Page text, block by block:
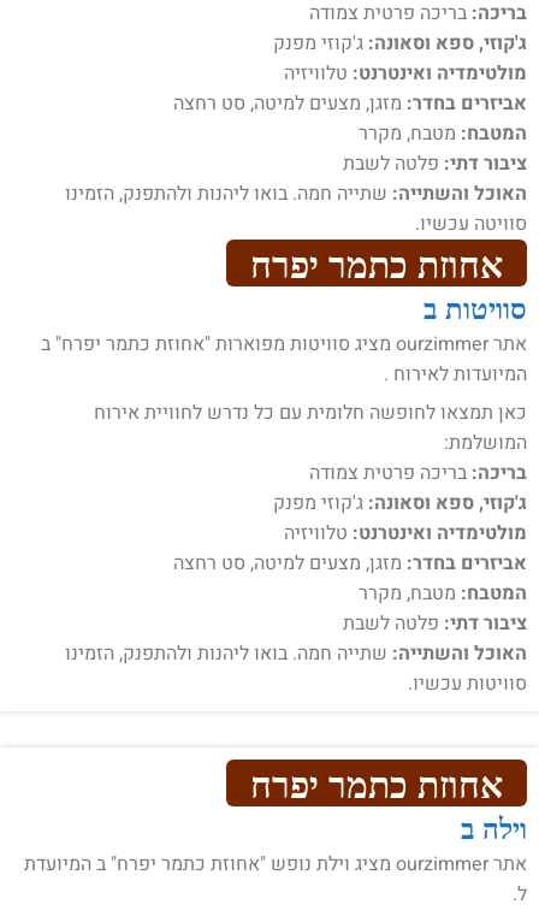
בריכה: בריכה פרטית צמודה
ג'קוזי, ספא וסאונה: ג'קוזי מפנק
מולטימדיה ואינטרנט: טלוויזיה
אביזרים בחדר: מזגן, מצעים למיטה, סט רחצה
המטבח: מטבח, מקרר
ציבור דתי: פלטה לשבת
האוכל והשתייה: שתייה חמה. בואו ליהנות ולהתפנק, הזמינו
סוויטה עכשיו.
אחוזת כתמר יפרח
סוויטות ב
אתר ourzimmer מציג סוויטות מפוארות "אחוזת כתמר יפרח" ב
המיועדות לאירוח .
כאן תמצאו לחופשה חלומית עם כל נדרש לחוויית אירוח
המושלמת:
בריכה: בריכה פרטית צמודה
ג'קוזי, ספא וסאונה: ג'קוזי מפנק
מולטימדיה ואינטרנט: טלוויזיה
אביזרים בחדר: מזגן, מצעים למיטה, סט רחצה
המטבח: מטבח, מקרר
ציבור דתי: פלטה לשבת
האוכל והשתייה: שתייה חמה. בואו ליהנות ולהתפנק, הזמינו
סוויטות עכשיו.
אחוזת כתמר יפרח
וילה ב
אתר ourzimmer מציג וילת נופש "אחוזת כתמר יפרח" ב המיועדת
ל.